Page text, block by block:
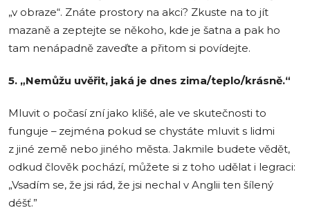
„v obraze“. Znáte prostory na akci? Zkuste na to jít
mazaně a zeptejte se někoho, kde je šatna a pak ho
tam nenápadně zaveďte a přitom si povídejte.
5. „Nemůžu uvěřit, jaká je dnes zima/teplo/krásně.“
Mluvit o počasí zní jako klišé, ale ve skutečnosti to
funguje – zejména pokud se chystáte mluvit s lidmi
z jiné země nebo jiného města. Jakmile budete vědět,
odkud člověk pochází, můžete si z toho udělat i legraci:
„Vsadím se, že jsi rád, že jsi nechal v Anglii ten šílený
déšť.”